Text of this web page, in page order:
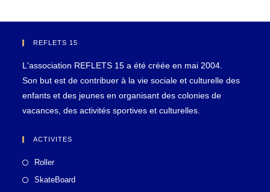
REFLETS 15
L'association REFLETS 15 a été créée en mai 2004.
Son but est de contribuer à la vie sociale et culturelle des
enfants et des jeunes en organisant des colonies de
vacances, des activités sportives et culturelles.
ACTIVITES
Roller
SkateBoard